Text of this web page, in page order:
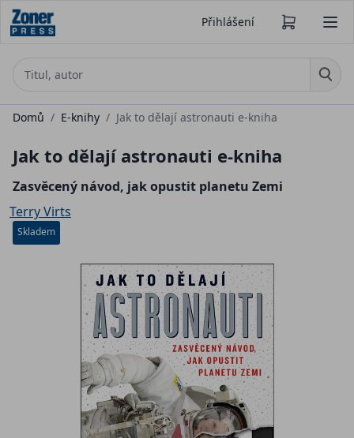
Přihlášení
Domů / E-knihy / Jak to dělají astronauti e-kniha
Jak to dělají astronauti e-kniha
Zasvěcený návod, jak opustit planetu Zemi
Terry Virts
Skladem